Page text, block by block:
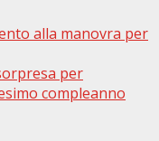
alla manovra per
per
compleanno